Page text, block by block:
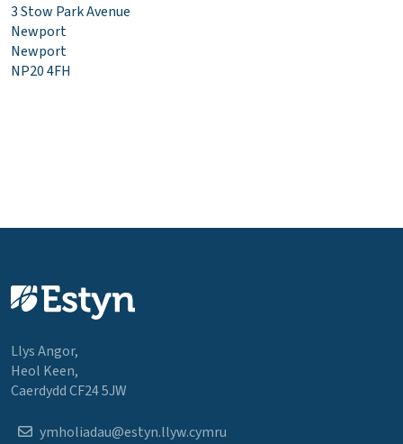
3 Stow Park Avenue
Newport
Newport
NP20 4FH
Llys Angor,
Heol Keen,
Caerdydd CF24 5JW
ymholiadau@estyn.llyw.cymru